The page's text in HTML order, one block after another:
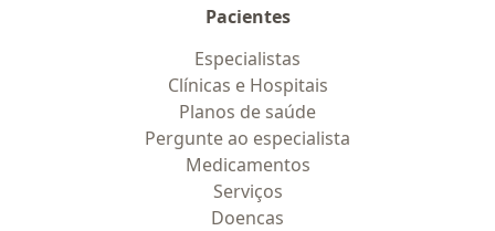
Pacientes
Especialistas
Clínicas e Hospitais
Planos de saúde
Pergunte ao especialista
Medicamentos
Serviços
Doencas